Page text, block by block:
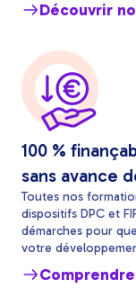
Découvrir
100 %
sans avance
Toutes nos
dispositifs DPC et
démarches pour
votre